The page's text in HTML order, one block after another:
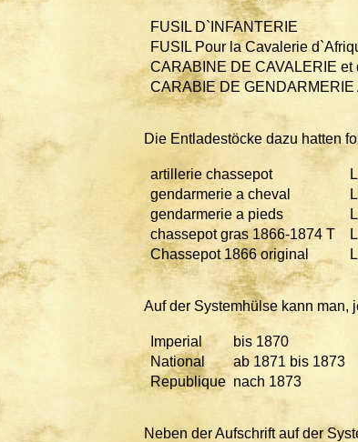
FUSIL D`INFANTERIE
FUSIL Pour la Cavalerie
CARABINE DE CAVALERIE et
CARABIE DE GENDARMERIE
Die Entladestöcke dazu hatten
artillerie chassepot
L
gendarmerie a cheval
L
gendarmerie a pieds
L
chassepot gras 1866-1874 T
L
Chassepot 1866 original
L
Auf der Systemhülse kann man,
Imperial
bis 1870
National
ab 1871 bis 1873
Republique nach 1873
Neben der Aufschrift auf der